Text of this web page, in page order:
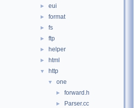
► eui
► format
► fs
► ftp
► helper
► html
▼ http
▼ one
► forward.h
► Parser.cc